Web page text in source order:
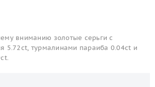
вниманию золотые серьги с
5.72ct, турмалинами параиба 0.04ct и